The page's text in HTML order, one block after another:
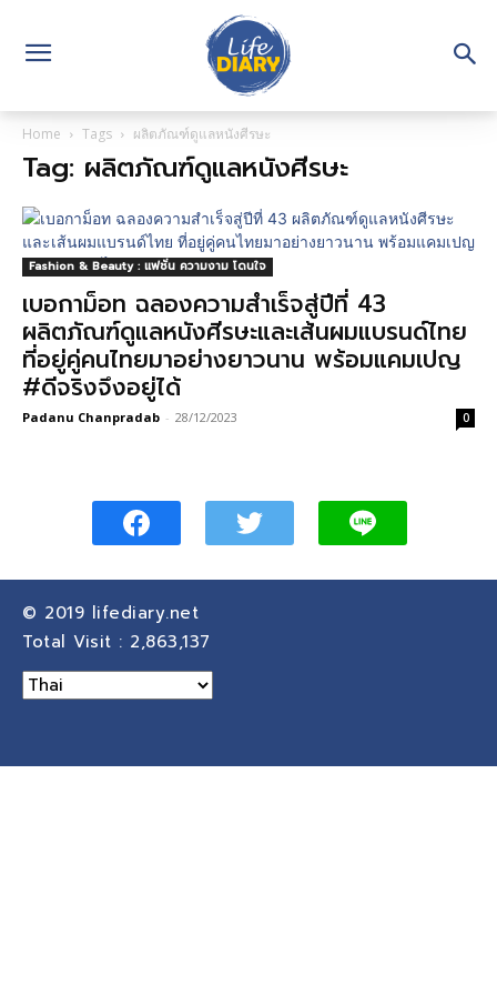
Home Tags ผลิตภัณฑ์ดูแลหนังศีรษะ
Tag: ผลิตภัณฑ์ดูแลหนังศีรษะ
Fashion & Beauty : แฟชั่น ความงาม โดนใจ
เบอกาม็อท ฉลองความสำเร็จสู่ปีที่ 43
ผลิตภัณฑ์ดูแลหนังศีรษะและเส้นผมแบรนด์ไทย
ที่อยู่คู่คนไทยมาอย่างยาวนาน พร้อมแคมเปญ
#ดีจริงจึงอยู่ได้
Padanu Chanpradab - 28/12/2023 0
© 2019 lifediary.net
Total Visit : 2,863,137